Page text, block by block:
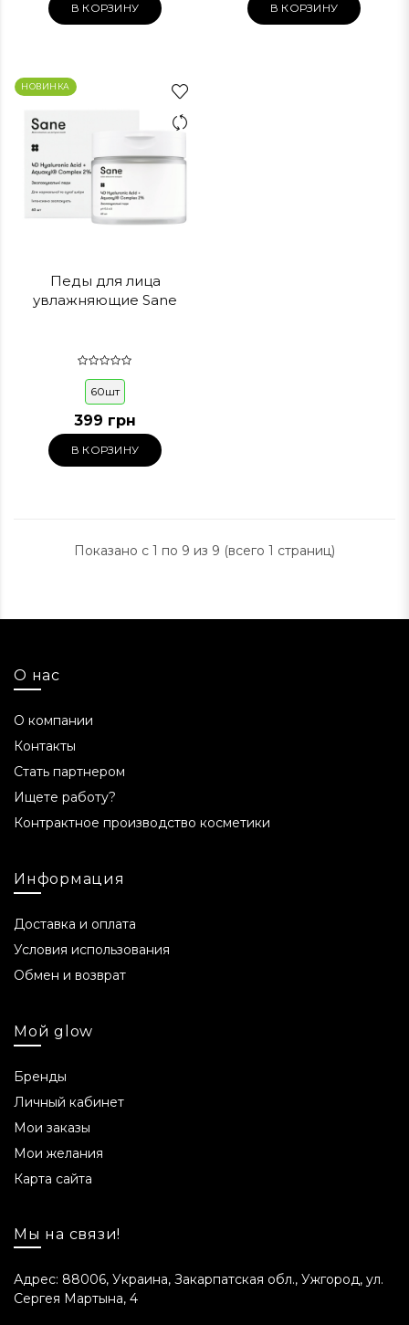
В КОРЗИНУ В КОРЗИНУ
НОВИНКА
Педы для лица
увлажняющие Sane
60шт
399 грн
В КОРЗИНУ
Показано с 1 по 9 из 9 (всего 1 страниц)
О нас
О компании
Контакты
Стать партнером
Ищете работу?
Контрактное производство косметики
Информация
Доставка и оплата
Условия использования
Обмен и возврат
Мой glow
Бренды
Личный кабинет
Мои заказы
Мои желания
Карта сайта
Мы на связи!
Адрес: 88006, Украина, Закарпатская обл., Ужгород, ул.
Сергея Мартына, 4